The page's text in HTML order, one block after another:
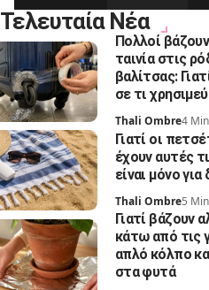
Τελευταία Νέα
Πολλοί
ταινία στις
βαλίτσας:
σε τι
Thali Ombre4
Γιατί οι
έχουν αυτές
είναι μόνο
Thali Ombre5
Γιατί βάζουν
κάτω από τις
απλό κόλπο
στα φυτά